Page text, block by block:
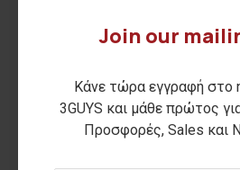
Join our
Κάνε τώρα εγγραφή στο
3GUYS και μάθε πρώτος
Προσφορές, Sales και
-36 %